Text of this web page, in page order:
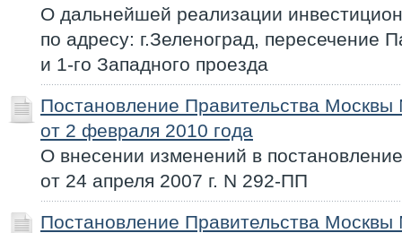
О дальнейшей реализации
по адресу: г.Зеленоград, пересечение
и 1-го Западного проезда
Постановление Правительства
от 2 февраля 2010 года
О внесении изменений в
от 24 апреля 2007 г. N 292-ПП
Постановление Правительства